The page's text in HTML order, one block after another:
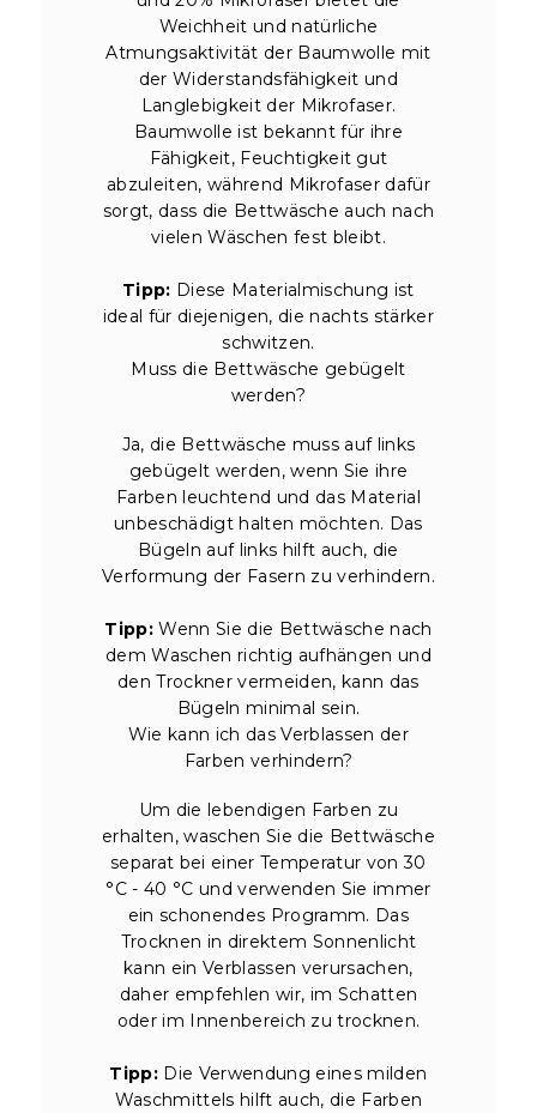
Weichheit und natürliche
Atmungsaktivität der Baumwolle mit
der Widerstandsfähigkeit und
Langlebigkeit der Mikrofaser.
Baumwolle ist bekannt für ihre
Fähigkeit, Feuchtigkeit gut
abzuleiten, während Mikrofaser dafür
sorgt, dass die Bettwäsche auch nach
vielen Wäschen fest bleibt.
Tipp: Diese Materialmischung ist
ideal für diejenigen, die nachts stärker
schwitzen.
Muss die Bettwäsche gebügelt
werden?
Ja, die Bettwäsche muss auf links
gebügelt werden, wenn Sie ihre
Farben leuchtend und das Material
unbeschädigt halten möchten. Das
Bügeln auf links hilft auch, die
Verformung der Fasern zu verhindern.
Tipp: Wenn Sie die Bettwäsche nach
dem Waschen richtig aufhängen und
den Trockner vermeiden, kann das
Bügeln minimal sein.
Wie kann ich das Verblassen der
Farben verhindern?
Um die lebendigen Farben zu
erhalten, waschen Sie die Bettwäsche
separat bei einer Temperatur von 30
°C - 40 °C und verwenden Sie immer
ein schonendes Programm. Das
Trocknen in direktem Sonnenlicht
kann ein Verblassen verursachen,
daher empfehlen wir, im Schatten
oder im Innenbereich zu trocknen.
Tipp: Die Verwendung eines milden
Waschmittels hilft auch, die Farben